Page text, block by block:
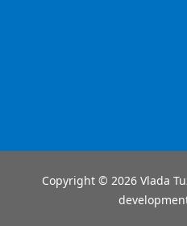
Copyright © 2026 Vlada